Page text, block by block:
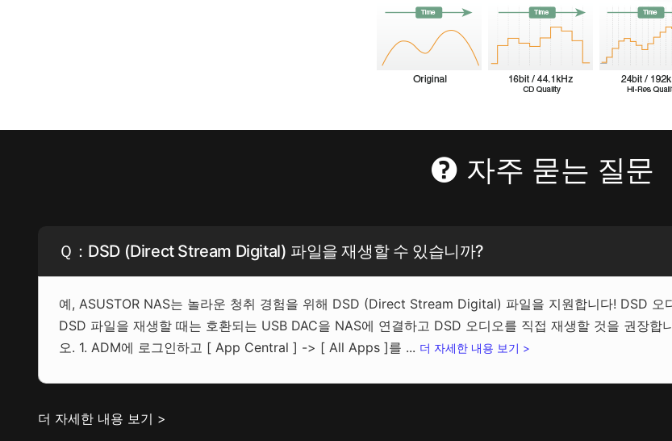
자주 묻는 질문
Ｑ：DSD (Direct Stream Digital) 파일을 재생할 수 있습니까?
예, ASUSTOR NAS는 놀라운 청취 경험을 위해 DSD (Direct Stream Digital) 파일을 지원합니다! DSD
DSD 파일을 재생할 때는 호환되는 USB DAC을 NAS에 연결하고 DSD 오디오를 직접 재생할 것을 권장
오. 1. ADM에 로그인하고 [ App Central ] -> [ All Apps ]를 ... 더 자세한 내용 보기 >
더 자세한 내용 보기 >